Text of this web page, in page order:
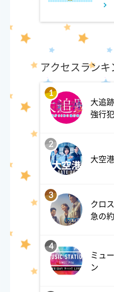
深夜 1:52
全力坂
深夜 1:57
FRUITS
KAWAIIって
深夜
サクラミー
場】コロチ
ワンミーツ
深夜
EBiDAN熱中
アクセスランキ
1
大追
強行
2
大空
3
クロ
急の
4
ミュ
ン